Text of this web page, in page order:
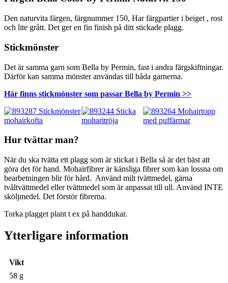
Den naturvita färgen, färgnummer 150, Har färgpartier i beiget , rost
och lite grått. Det ger en fin finish på ditt stickade plagg.
Stickmönster
Det är samma garn som Bella by Permin, fast i andra färgskiftningar.
Därför kan samma mönster användas till båda garnerna.
Här finns stickmönster som passar Bella by Permin >>
Hur tvättar man?
När du ska tvätta ett plagg som är stickat i Bella så är det bäst att
göra det för hand. Mohairfibrer är känsliga fibrer som kan lossna om
bearbetningen blir för hård. Använd milt tvättmedel, gärna
tvåltvättmedel eller tvättmedel som är anpassat till ull. Använd INTE
sköljmedel. Det förstör fibrerna.
Torka plagget plant t ex på handdukar.
Ytterligare information
Vikt
58 g